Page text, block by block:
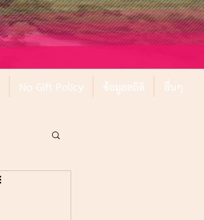
No Gift Policy ข้อมูลสถิติ อื่นๆ